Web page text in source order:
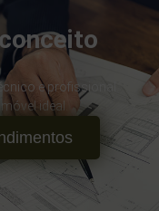
e profissional
ideal.